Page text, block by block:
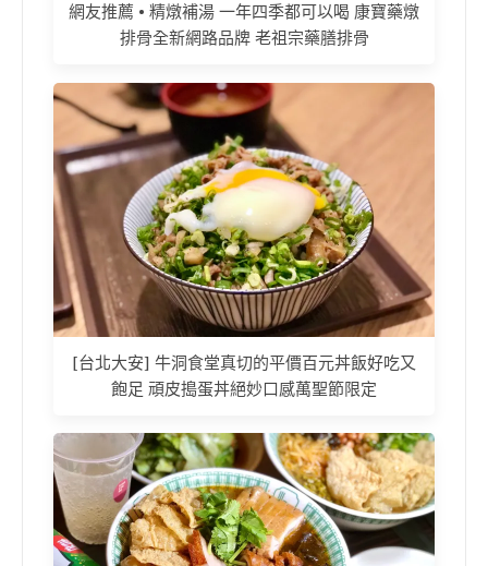
網友推薦 • 精燉補湯 一年四季都可以喝 康寶藥燉
排骨全新網路品牌 老祖宗藥膳排骨
[台北大安] 牛洞食堂真切的平價百元丼飯好吃又
飽足 頑皮搗蛋丼絕妙口感萬聖節限定